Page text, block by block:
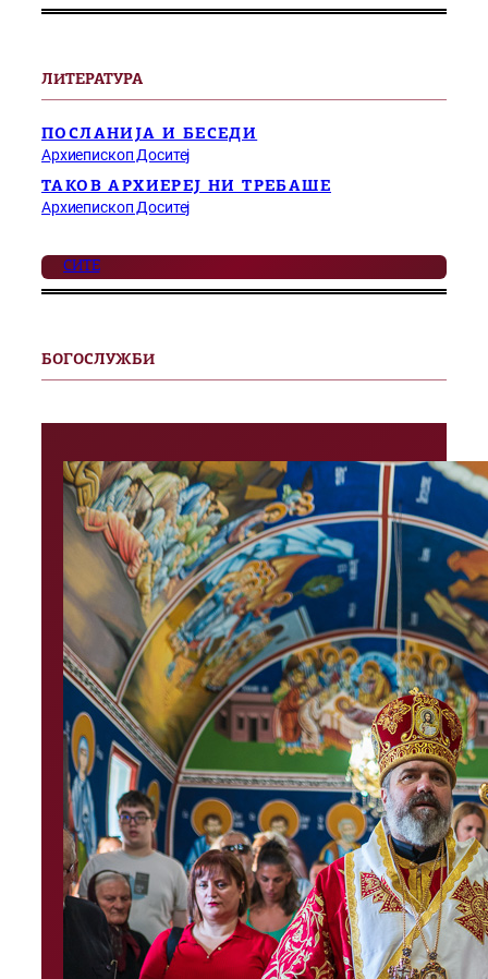
ЛИТЕРАТУРА
ПОСЛАНИЈА И БЕСЕДИ
Архиепископ Доситеј
ТАКОВ АРХИЕРЕЈ НИ ТРЕБАШЕ
Архиепископ Доситеј
СИТЕ
БОГОСЛУЖБИ